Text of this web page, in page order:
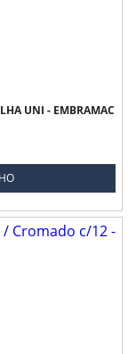
UNI - EMBRAMAC